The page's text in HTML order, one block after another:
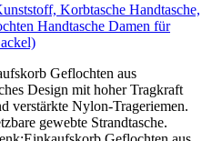
Korbtasche Handtasche,
Handtasche Damen für
Geflochten aus
Design mit hoher Tragkraft
verstärkte Nylon-Trageriemen.
gewebte Strandtasche.